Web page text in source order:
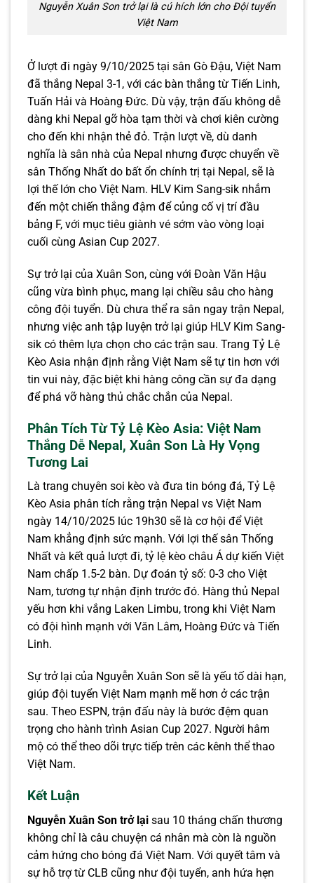
Nguyễn Xuân Son trở lại là cú hích lớn cho Đội tuyển
Việt Nam
Ở lượt đi ngày 9/10/2025 tại sân Gò Đậu, Việt Nam
đã thắng Nepal 3-1, với các bàn thắng từ Tiến Linh,
Tuấn Hải và Hoàng Đức. Dù vậy, trận đấu không dễ
dàng khi Nepal gỡ hòa tạm thời và chơi kiên cường
cho đến khi nhận thẻ đỏ. Trận lượt về, dù danh
nghĩa là sân nhà của Nepal nhưng được chuyển về
sân Thống Nhất do bất ổn chính trị tại Nepal, sẽ là
lợi thế lớn cho Việt Nam. HLV Kim Sang-sik nhắm
đến một chiến thắng đậm để củng cố vị trí đầu
bảng F, với mục tiêu giành vé sớm vào vòng loại
cuối cùng Asian Cup 2027.
Sự trở lại của Xuân Son, cùng với Đoàn Văn Hậu
cũng vừa bình phục, mang lại chiều sâu cho hàng
công đội tuyển. Dù chưa thể ra sân ngay trận Nepal,
nhưng việc anh tập luyện trở lại giúp HLV Kim Sang-
sik có thêm lựa chọn cho các trận sau. Trang Tỷ Lệ
Kèo Asia nhận định rằng Việt Nam sẽ tự tin hơn với
tin vui này, đặc biệt khi hàng công cần sự đa dạng
để phá vỡ hàng thủ chắc chắn của Nepal.
Phân Tích Từ Tỷ Lệ Kèo Asia: Việt Nam
Thắng Dễ Nepal, Xuân Son Là Hy Vọng
Tương Lai
Là trang chuyên soi kèo và đưa tin bóng đá, Tỷ Lệ
Kèo Asia phân tích rằng trận Nepal vs Việt Nam
ngày 14/10/2025 lúc 19h30 sẽ là cơ hội để Việt
Nam khẳng định sức mạnh. Với lợi thế sân Thống
Nhất và kết quả lượt đi, tỷ lệ kèo châu Á dự kiến Việt
Nam chấp 1.5-2 bàn. Dự đoán tỷ số: 0-3 cho Việt
Nam, tương tự nhận định trước đó. Hàng thủ Nepal
yếu hơn khi vắng Laken Limbu, trong khi Việt Nam
có đội hình mạnh với Văn Lâm, Hoàng Đức và Tiến
Linh.
Sự trở lại của Nguyễn Xuân Son sẽ là yếu tố dài hạn,
giúp đội tuyển Việt Nam mạnh mẽ hơn ở các trận
sau. Theo ESPN, trận đấu này là bước đệm quan
trọng cho hành trình Asian Cup 2027. Người hâm
mộ có thể theo dõi trực tiếp trên các kênh thể thao
Việt Nam.
Kết Luận
Nguyễn Xuân Son trở lại sau 10 tháng chấn thương
không chỉ là câu chuyện cá nhân mà còn là nguồn
cảm hứng cho bóng đá Việt Nam. Với quyết tâm và
sự hỗ trợ từ CLB cũng như đội tuyển, anh hứa hẹn